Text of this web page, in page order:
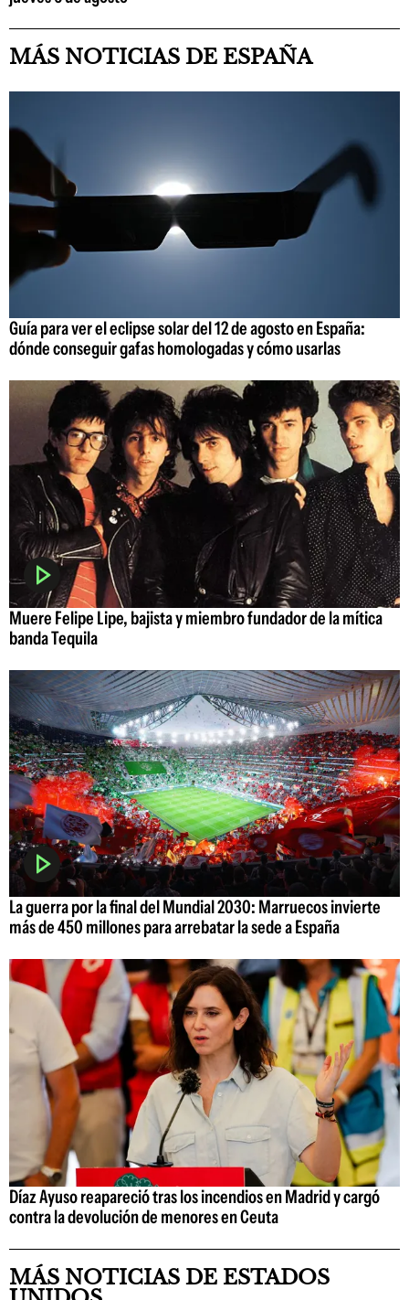
MÁS NOTICIAS DE ESPAÑA
Guía para ver el eclipse solar del 12 de agosto en España:
dónde conseguir gafas homologadas y cómo usarlas
Muere Felipe Lipe, bajista y miembro fundador de la mítica
banda Tequila
La guerra por la final del Mundial 2030: Marruecos invierte
más de 450 millones para arrebatar la sede a España
Díaz Ayuso reapareció tras los incendios en Madrid y cargó
contra la devolución de menores en Ceuta
MÁS NOTICIAS DE ESTADOS